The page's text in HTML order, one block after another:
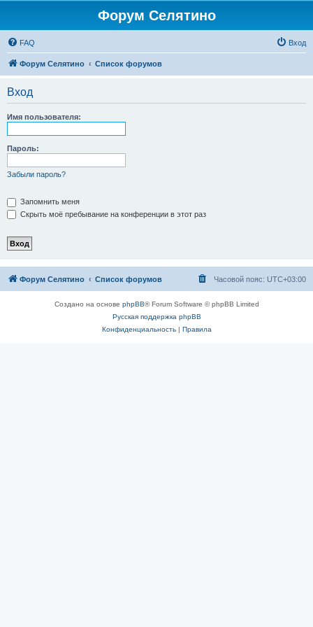
Форум Селятино
FAQ Вход
Форум Селятино Список форумов
Вход
Имя пользователя:
Пароль:
Забыли пароль?
Запомнить меня
Скрыть моё пребывание на конференции в этот раз
Форум Селятино Список форумов Часовой пояс: UTC+03:00
Создано на основе phpBB® Forum Software © phpBB Limited
Русская поддержка phpBB
Конфиденциальность| Правила